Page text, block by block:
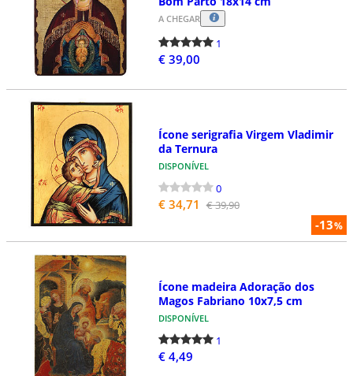
A CHEGAR
1
€ 39,00
-13%
Ícone serigrafia Virgem Vladimir
da Ternura
DISPONÍVEL
0
€ 34,71 € 39,90
Ícone madeira Adoração dos
Magos Fabriano 10x7,5 cm
DISPONÍVEL
1
€ 4,49